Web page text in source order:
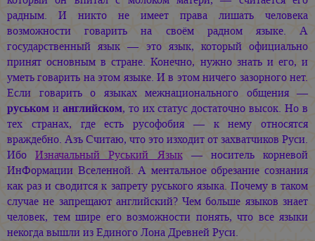
радным. И никто не имеет права лишать человека
возможности говарить на своём радном языке. А
государственный язык — это язык, который официально
принят основным в стране. Конечно, нужно знать и его, и
уметь говарить на этом языке. И в этом ничего зазорного нет.
Если говарить о языках межнационального общения —
руськом и английском, то их статус достаточно высок. Но в
тех странах, где есть русофобия — к нему относятся
враждебно. Азъ Считаю, что это изходит от захватчиков Руси.
ИбоИзначальный Руський Язык— носитель корневой
ИнФормации Вселенной. А ментальное обрезание сознания
как раз и сводится к запрету руського языка. Почему в таком
случае не запрещают английский? Чем больше языков знает
человек, тем шире его возможности понять, что все языки
некогда вышли из Единого Лона Древней Руси.